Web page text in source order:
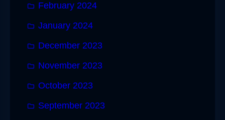
February 2024
January 2024
December 2023
November 2023
October 2023
September 2023